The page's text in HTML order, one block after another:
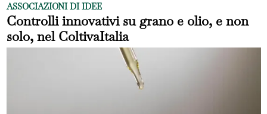
ASSOCIAZIONI DI IDEE
Controlli innovativi su grano e olio, e non
solo, nel ColtivaItalia